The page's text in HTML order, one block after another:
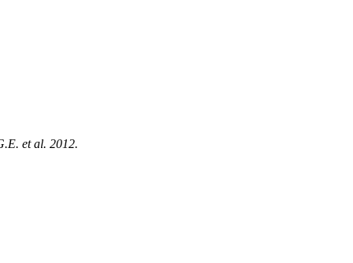
et al. 2012.